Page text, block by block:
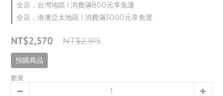
全店，台灣地區 l 消費滿800元享免運
全店，港澳亞太地區 l 消費滿3000元享免運
NT$2,570 NT$2,915
預購商品
數量